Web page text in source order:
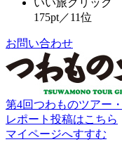
いい旅クリック
175pt／11位
お問い合わせ
第4回つわものツアー
レポート投稿はこちら
マイページへすすむ